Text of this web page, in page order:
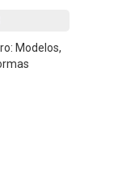
Modelos,